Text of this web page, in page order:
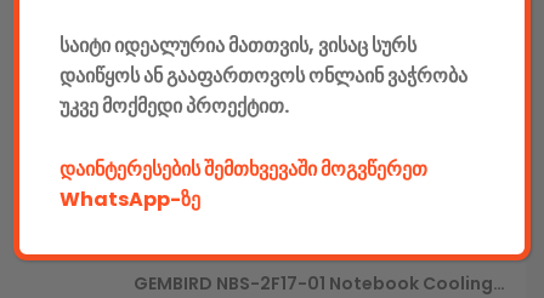
790.00GEL
25.00GEL
GEMBIRD NBS-2F17-01 Notebook Cooling Stand
საიტი იდეალურია მათთვის, ვისაც სურს
დაიწყოს ან გააფართოვოს ონლაინ ვაჭრობა
უკვე მოქმედი პროექტით.
დაინტერესების შემთხვევაში მოგვწერეთ
WhatsApp-ზე